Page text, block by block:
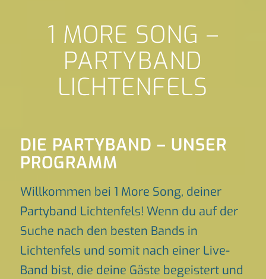
1 MORE SONG –
PARTYBAND
LICHTENFELS
DIE PARTYBAND – UNSER
PROGRAMM
Willkommen bei 1 More Song, deiner
Partyband Lichtenfels! Wenn du auf der
Suche nach den besten Bands in
Lichtenfels und somit nach einer Live-
Band bist, die deine Gäste begeistert und